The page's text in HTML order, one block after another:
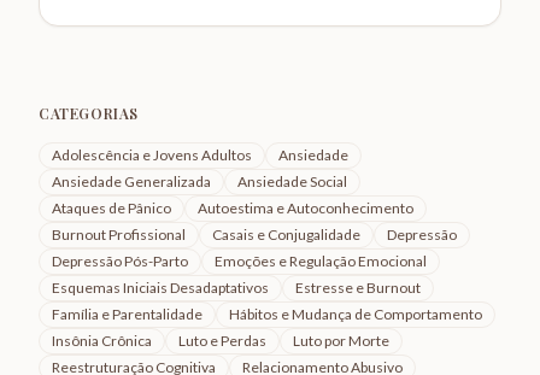
CATEGORIAS
Adolescência e Jovens Adultos
Ansiedade
Ansiedade Generalizada
Ansiedade Social
Ataques de Pânico
Autoestima e Autoconhecimento
Burnout Profissional
Casais e Conjugalidade
Depressão
Depressão Pós-Parto
Emoções e Regulação Emocional
Esquemas Iniciais Desadaptativos
Estresse e Burnout
Família e Parentalidade
Hábitos e Mudança de Comportamento
Insônia Crônica
Luto e Perdas
Luto por Morte
Reestruturação Cognitiva
Relacionamento Abusivo